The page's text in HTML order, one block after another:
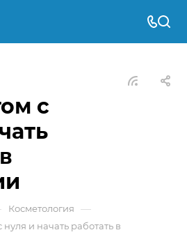
с
Косметология —
и начать работать в